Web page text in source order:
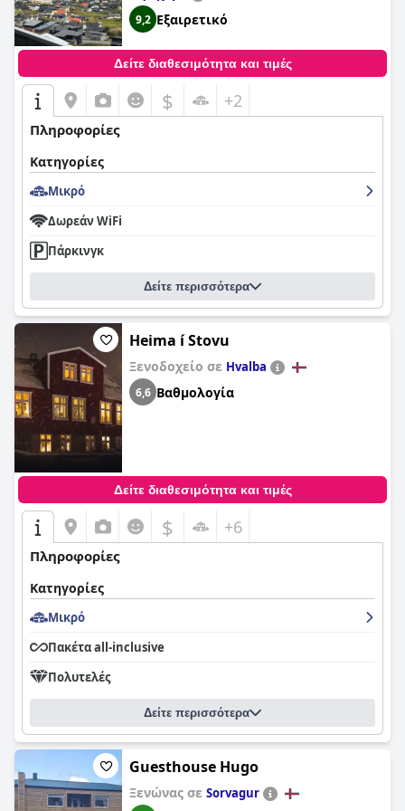
επισκέπτες συνιστούν το
Gjaargardur Guesthouse Gjogv
μοναδική τοποθεσία, το φιλικό προσωπικό, τα άνετα
κρεβάτια και την εκπληκτική εμπειρία δείπνου.
9,2 Εξαιρετικό
Δείτε διαθεσιμότητα και τιμές
$ +2
Πληροφορίες
Κατηγορίες
Μικρό
Δωρεάν WiFi
Πάρκινγκ
Δείτε περισσότερα
Heima í Stovu
Ξενοδοχείο σε Hvalba
6,6 Βαθμολογία
Δείτε διαθεσιμότητα και τιμές
$ +6
Πληροφορίες
Κατηγορίες
Μικρό
Πακέτα all-inclusive
Πολυτελές
Δείτε περισσότερα
Guesthouse Hugo
Ξενώνας σε Sorvagur